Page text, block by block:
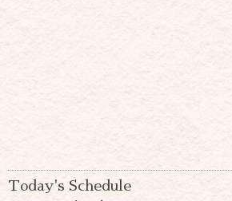
Today's Schedule